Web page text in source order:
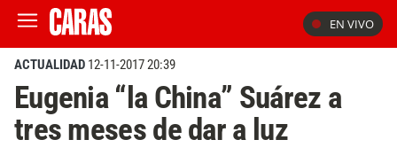
EN VIVO
ACTUALIDAD 12-11-2017 20:39
Eugenia “la China” Suárez a
tres meses de dar a luz